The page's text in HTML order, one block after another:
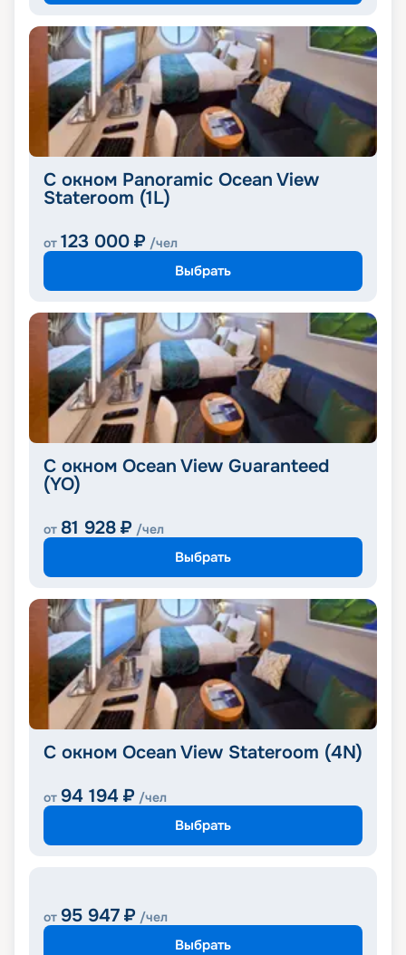
С окном Panoramic Ocean View
Stateroom (1L)
от 123 000 ₽ /чел
Выбрать
С окном Ocean View Guaranteed
(YO)
от 81 928 ₽ /чел
Выбрать
С окном Ocean View Stateroom (4N)
от 94 194 ₽ /чел
Выбрать
от 95 947 ₽ /чел
Выбрать